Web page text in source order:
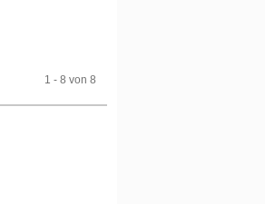
1 - 8 von 8